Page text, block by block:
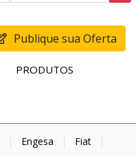
Publique sua Oferta
PRODUTOS
Engesa Fiat